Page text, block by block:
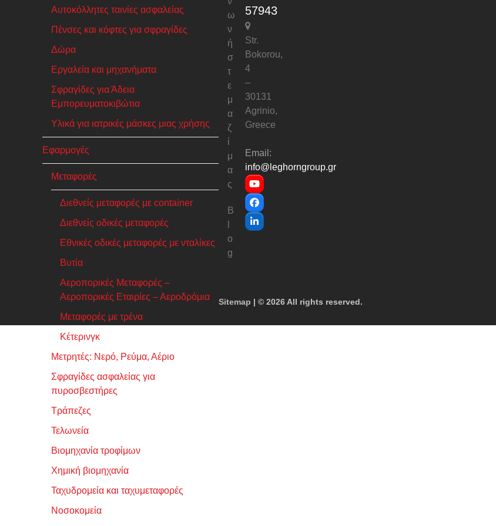
Αυτοκόλλητες ταινίες ασφαλείας
Πένσες και κόφτες για σφραγίδες
Δώρα
Εργαλεία και μηχανήματα
Σφραγίδες για Άδεια
Εμπορευματοκιβώτια
Υλικά για ιατρικές μάσκες μιας χρήσης
Εφαρμογές
Μεταφορές
Διεθνείς μεταφορές με container
Διεθνείς οδικές μεταφορές
Εθνικές οδικές μεταφορές με νταλίκες
Βυτία
Αεροπορικές Μεταφορές –
Αεροπορικές Εταιρίες – Αεροδρόμια
Μεταφορές με τρένα
Κέτερινγκ
Μετρητές: Νερό, Ρεύμα, Αέριο
Σφραγίδες ασφαλείας για
πυροσβεστήρες
Τράπεζες
Τελωνεία
Βιομηχανία τροφίμων
Χημική βιομηχανία
Ταχυδρομεία και ταχυμεταφορές
Νοσοκομεία
ω
ν
ή
σ
τ
ε
μ
α
ζ
ί
μ
α
ς
B
o
g
57943
Str.
Bokorou,
4
–
30131
Agrinio,
Greece
Email:
info@leghorngroup.gr
YouTube
Facebook
LinkedIn
Sitemap | © 2026 All rights reserved.